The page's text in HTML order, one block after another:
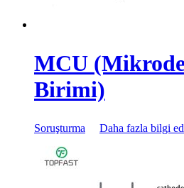
MCU
Birimi)
Soruşturma Daha fazla bilgi